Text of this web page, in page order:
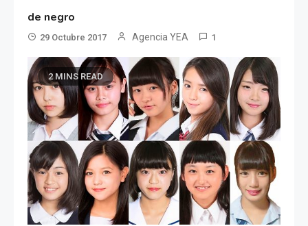
de negro
29 Octubre 2017 Agencia YEA 1
2 MINS READ